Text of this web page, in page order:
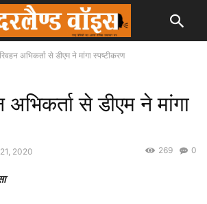
अभिकर्ता से डीएम ने मांगा स्पष्टीकरण
से डीएम ने मांगा
2020 0
269